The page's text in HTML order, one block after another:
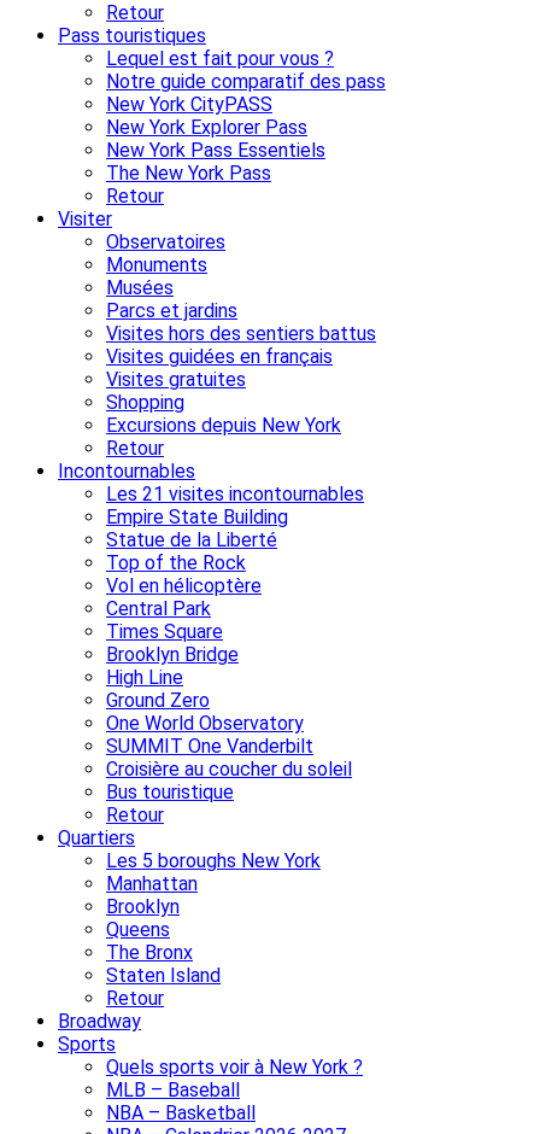
Retour
Pass touristiques
Lequel est fait pour vous ?
Notre guide comparatif des pass
New York CityPASS
New York Explorer Pass
New York Pass Essentiels
The New York Pass
Retour
Visiter
Observatoires
Monuments
Musées
Parcs et jardins
Visites hors des sentiers battus
Visites guidées en français
Visites gratuites
Shopping
Excursions depuis New York
Retour
Incontournables
Les 21 visites incontournables
Empire State Building
Statue de la Liberté
Top of the Rock
Vol en hélicoptère
Central Park
Times Square
Brooklyn Bridge
High Line
Ground Zero
One World Observatory
SUMMIT One Vanderbilt
Croisière au coucher du soleil
Bus touristique
Retour
Quartiers
Les 5 boroughs New York
Manhattan
Brooklyn
Queens
The Bronx
Staten Island
Retour
Broadway
Sports
Quels sports voir à New York ?
MLB – Baseball
NBA – Basketball